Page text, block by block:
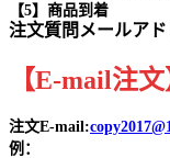
【5】商品到着
注文質問メールアド
【E-mail注文
注文E-mail:
例：